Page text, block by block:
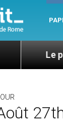
Léon